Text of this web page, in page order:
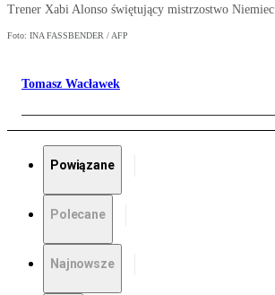
Trener Xabi Alonso świętujący mistrzostwo Niemiec
Foto: INA FASSBENDER / AFP
Tomasz Wacławek
Powiązane
Polecane
Najnowsze